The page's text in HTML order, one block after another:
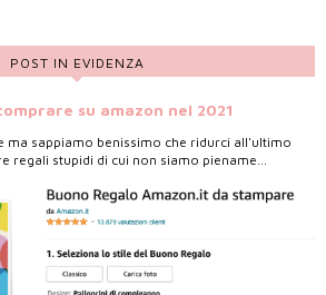
POST IN EVIDENZA
su amazon nel 2021
ma sappiamo benissimo che ridurci all'ultimo
regali stupidi di cui non siamo piename...